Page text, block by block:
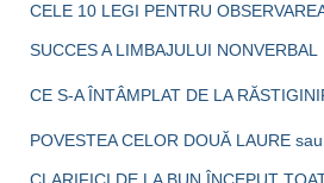
CELE 10 LEGI PENTRU
SUCCES A LIMBAJULUI NONVERBAL
CE S-A ÎNTÂMPLAT DE LA
POVESTEA CELOR DOUĂ LAURE